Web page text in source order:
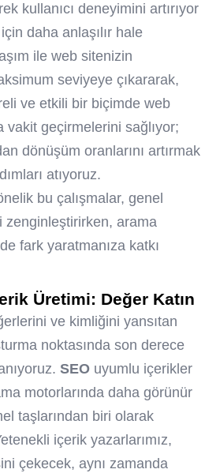
kullanıcı deneyimini artırıyor
daha anlaşılır hale
ile web sitenizin
seviyeye çıkararak,
ve etkili bir biçimde web
vakit geçirmelerini sağlıyor;
dönüşüm oranlarını artırmak
atıyoruz.
bu çalışmalar, genel
zenginleştirirken, arama
fark yaratmanıza katkı
Üretimi: Değer Katın
ve kimliğini yansıtan
noktasında son derece
SEO uyumlu içerikler
motorlarında daha görünür
taşlarından biri olarak
içerik yazarlarımız,
çekecek, aynı zamanda